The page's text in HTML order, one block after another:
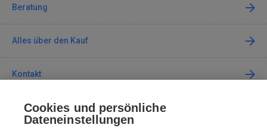
Beratung
Alles über den Kauf
Kontakt
Kontaktieren Sie uns
Cookies und persönliche
Dateneinstellungen